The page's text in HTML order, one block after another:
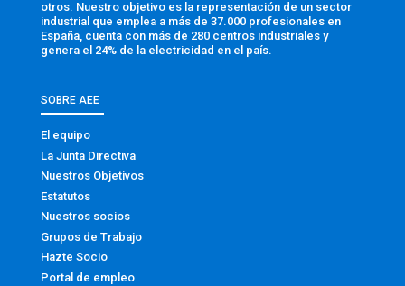
otros. Nuestro objetivo es la representación de un sector
industrial que emplea a más de 37.000 profesionales en
España, cuenta con más de 280 centros industriales y
genera el 24% de la electricidad en el país.
SOBRE AEE
El equipo
La Junta Directiva
Nuestros Objetivos
Estatutos
Nuestros socios
Grupos de Trabajo
Hazte Socio
Portal de empleo